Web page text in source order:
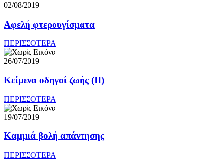
02/08/2019
Αφελή φτερουγίσματα
ΠΕΡΙΣΣΟΤΕΡΑ
26/07/2019
Κείμενα οδηγοί ζωής (ΙI)
ΠΕΡΙΣΣΟΤΕΡΑ
19/07/2019
Καμμιά βολή απάντησης
ΠΕΡΙΣΣΟΤΕΡΑ